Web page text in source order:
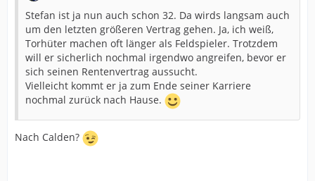
Stefan ist ja nun auch schon 32. Da wirds langsam auch
um den letzten größeren Vertrag gehen. Ja, ich weiß,
Torhüter machen oft länger als Feldspieler. Trotzdem
will er sicherlich nochmal irgendwo angreifen, bevor er
sich seinen Rentenvertrag aussucht.
Vielleicht kommt er ja zum Ende seiner Karriere
nochmal zurück nach Hause.
Nach Calden?